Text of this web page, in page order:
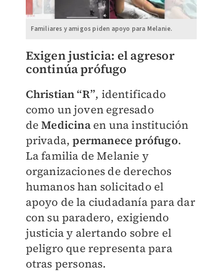
Familiares y amigos piden apoyo para Melanie.
Exigen justicia: el agresor
continúa prófugo
Christian “R”, identificado
como un joven egresado
de Medicinaen una institución
privada,permanece prófugo.
La familia de Melanie y
organizaciones de derechos
humanos han solicitado el
apoyo de la ciudadanía para dar
con su paradero, exigiendo
justicia y alertando sobre el
peligro que representa para
otras personas.